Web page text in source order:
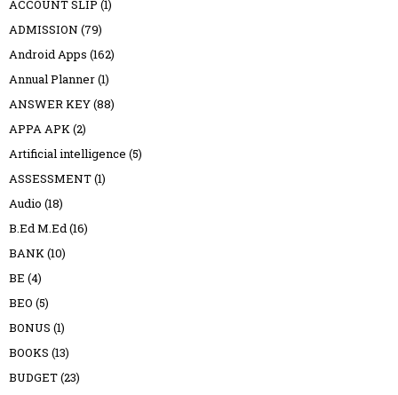
ACCOUNT SLIP (1)
ADMISSION (79)
Android Apps (162)
Annual Planner(1)
ANSWER KEY(88)
APPA APK(2)
Artificial intelligence (5)
ASSESSMENT(1)
Audio (18)
B.Ed M.Ed(16)
BANK(10)
BE (4)
BEO (5)
BONUS (1)
BOOKS (13)
BUDGET(23)